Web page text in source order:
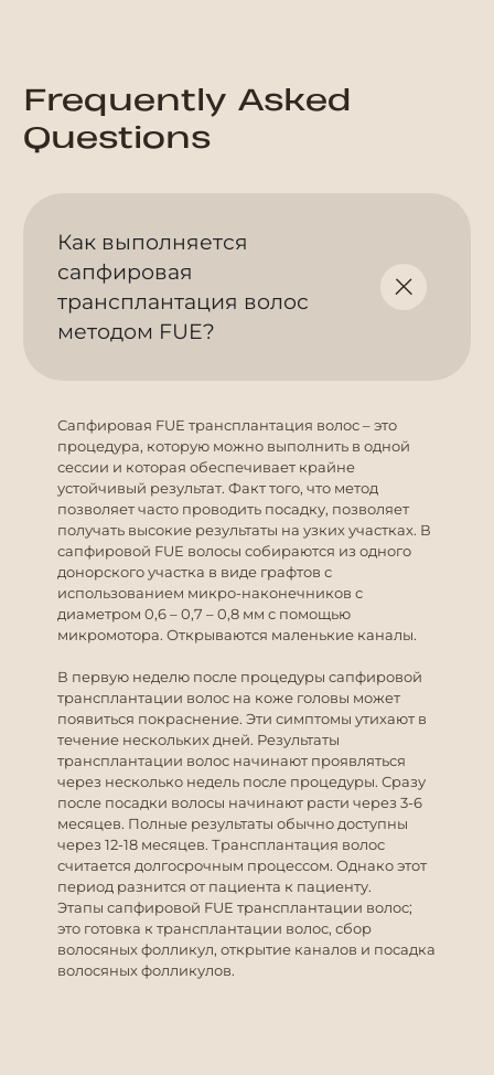
Frequently Asked
Questions
Как выполняется
сапфировая
трансплантация волос
методом FUE?
Сапфировая FUE трансплантация волос – это
процедура, которую можно выполнить в одной
сессии и которая обеспечивает крайне
устойчивый результат. Факт того, что метод
позволяет часто проводить посадку, позволяет
получать высокие результаты на узких участках. В
сапфировой FUE волосы собираются из одного
донорского участка в виде графтов с
использованием микро-наконечников с
диаметром 0,6 – 0,7 – 0,8 мм с помощью
микромотора. Открываются маленькие каналы.
В первую неделю после процедуры сапфировой
трансплантации волос на коже головы может
появиться покраснение. Эти симптомы утихают в
течение нескольких дней. Результаты
трансплантации волос начинают проявляться
через несколько недель после процедуры. Сразу
после посадки волосы начинают расти через 3-6
месяцев. Полные результаты обычно доступны
через 12-18 месяцев. Трансплантация волос
считается долгосрочным процессом. Однако этот
период разнится от пациента к пациенту.
Этапы сапфировой FUE трансплантации волос;
это готовка к трансплантации волос, сбор
волосяных фолликул, открытие каналов и посадка
волосяных фолликулов.